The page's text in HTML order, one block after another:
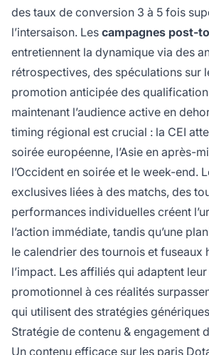
des taux de conversion 3 à 5 fois
l’intersaison. Les campagnes post-
entretiennent la dynamique via des
rétrospectives, des spéculations sur
promotion anticipée des
maintenant l’audience active en
timing régional est crucial : la CEI
soirée européenne, l’Asie en après-
l’Occident en soirée et le week-end.
exclusives liées à des matchs, des
performances individuelles créent
l’action immédiate, tandis qu’une
le calendrier des tournois et fuseaux
l’impact. Les affiliés qui adaptent
promotionnel à ces réalités
qui utilisent des stratégies
Stratégie de contenu & engagement
Un contenu efficace sur les paris